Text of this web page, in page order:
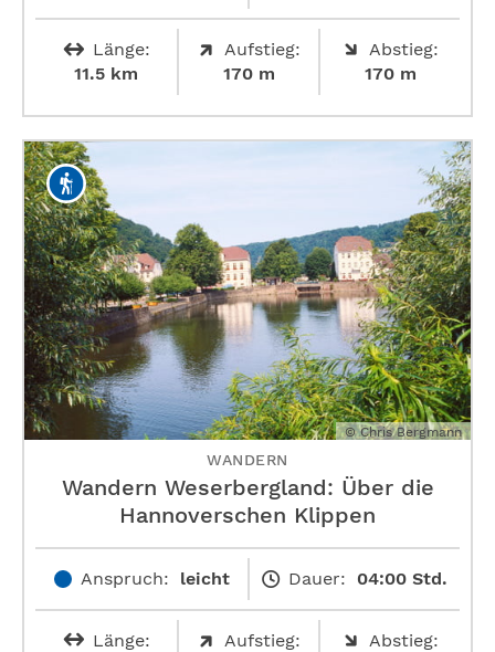
Länge:
11.5 km
Aufstieg:
170 m
Abstieg:
170 m
© Chris Bergmann
WANDERN
Wandern Weserbergland: Über die
Hannoverschen Klippen
Anspruch: leicht Dauer: 04:00 Std.
Länge:
Aufstieg:
Abstieg: